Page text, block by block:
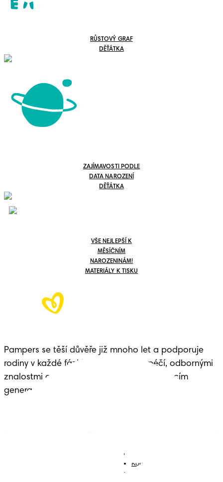
RŮSTOVÝ GRAF
DĚŤÁTKA
ZAJÍMAVOSTI PODLE
DATA NAROZENÍ
DĚŤÁTKA
VŠE NEJLEPŠÍ K
MĚSÍČNÍM
NAROZENINÁM!
MATERIÁLY K TISKU
Pampers se těší důvěře již mnoho let a podporuje
rodiny v každé fázi života dítěte – s péčí, odbornými
znalostmi a dědictvím předávaným budoucím
generacím.
Kontakt